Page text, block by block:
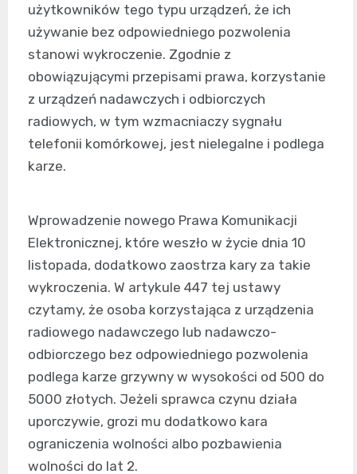
użytkowników tego typu urządzeń, że ich
używanie bez odpowiedniego pozwolenia
stanowi wykroczenie. Zgodnie z
obowiązującymi przepisami prawa, korzystanie
z urządzeń nadawczych i odbiorczych
radiowych, w tym wzmacniaczy sygnału
telefonii komórkowej, jest nielegalne i podlega
karze.
Wprowadzenie nowego Prawa Komunikacji
Elektronicznej, które weszło w życie dnia 10
listopada, dodatkowo zaostrza kary za takie
wykroczenia. W artykule 447 tej ustawy
czytamy, że osoba korzystająca z urządzenia
radiowego nadawczego lub nadawczo-
odbiorczego bez odpowiedniego pozwolenia
podlega karze grzywny w wysokości od 500 do
5000 złotych. Jeżeli sprawca czynu działa
uporczywie, grozi mu dodatkowo kara
ograniczenia wolności albo pozbawienia
wolności do lat 2.